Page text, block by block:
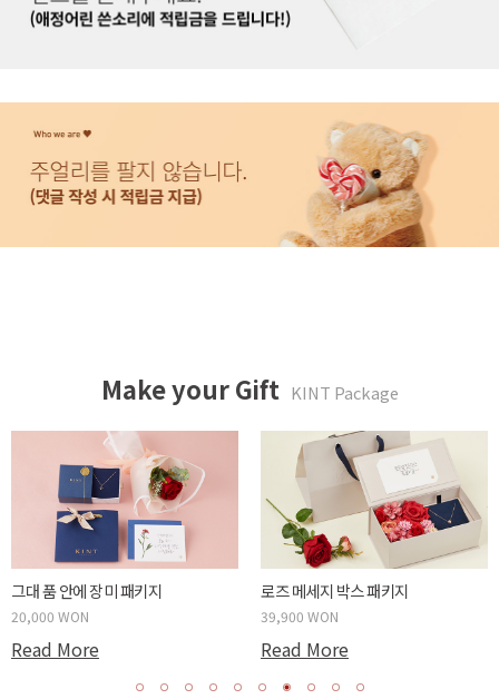
Make your Gift KINT Package
튤립같은 너에게 패키지
20,000 WON
Read More
카네이션 메세지 박스 패키지
39,900 WON
Read More